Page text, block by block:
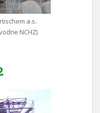
a.s.
NCHZ)